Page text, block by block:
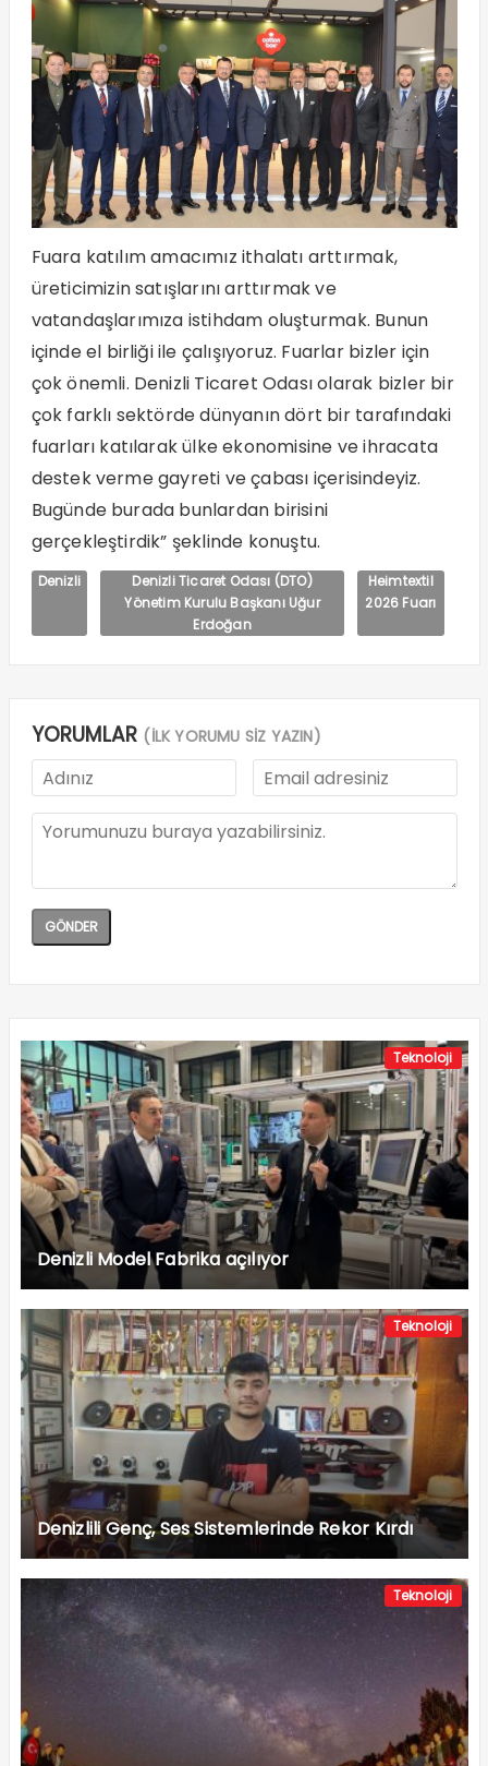
Fuara katılım amacımız ithalatı arttırmak,
üreticimizin satışlarını arttırmak ve
vatandaşlarımıza istihdam oluşturmak. Bunun
içinde el birliği ile çalışıyoruz. Fuarlar bizler için
çok önemli. Denizli Ticaret Odası olarak bizler bir
çok farklı sektörde dünyanın dört bir tarafındaki
fuarları katılarak ülke ekonomisine ve ihracata
destek verme gayreti ve çabası içerisindeyiz.
Bugünde burada bunlardan birisini
gerçekleştirdik” şeklinde konuştu.
Denizli
Denizli Ticaret Odası (DTO)
Yönetim Kurulu Başkanı Uğur
Erdoğan
Heimtextil
2026 Fuarı
YORUMLAR (İLK YORUMU SİZ YAZIN)
Teknoloji
Denizli Model Fabrika açılıyor
Teknoloji
Denizlili Genç, Ses Sistemlerinde Rekor Kırdı
Teknoloji